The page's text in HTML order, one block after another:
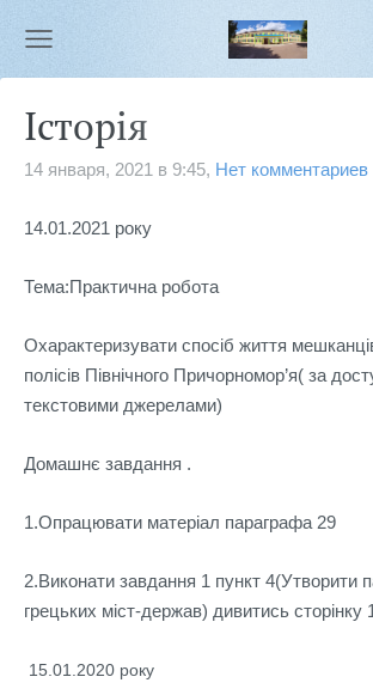
Історія
14 января, 2021 в 9:45, Нет комментариев
14.01.2021 року
Тема:Практична робота
Охарактеризувати спосіб життя
полісів Північного Причорномор’я( за
текстовими джерелами)
Домашнє завдання .
1.Опрацювати матеріал параграфа 29
2.Виконати завдання 1 пункт 4(Утворити
грецьких міст-держав) дивитись сторінку
15.01.2020 року